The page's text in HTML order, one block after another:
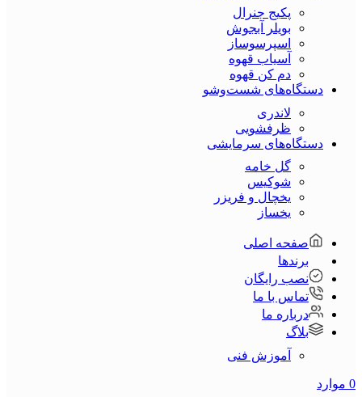
پکیج جنرال
بویلر آبجوش
اسپرسوساز
آسیاب قهوه
دم کن قهوه
دستگاه‌های شست‌و‌شو
لاندری
ظرفشویی
دستگاه‌های سرمایشی
گل خامه
شوکیس
یخچال و فریزر
یخساز
صفحه اصلی
برندها
نصب رایگان
تماس با ما
درباره ما
بلاگ
آموزش فنی
0 موارد